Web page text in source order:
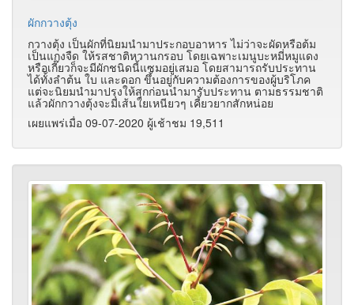
ผักกวางตุ้ง
กวางตุ้ง เป็นผักที่นิยมนำมาประกอบอาหาร ไม่ว่าจะผัดหรือต้ม
เป็นแกงจืด ให้รสชาติหวานกรอบ โดยเฉพาะเมนูบะหมี่หมูแดง
หรือเกี๊ยวก็จะมีผักชนิดนี้แซมอยู่เสมอ โดยสามารถรับประทาน
ได้ทั้งลำต้น ใบ และดอก ขึ้นอยู่กับความต้องการของผู้บริโภค
แต่จะนิยมนำมาปรุงให้สุกก่อนนำมารับประทาน ตามธรรมชาติ
แล้วผักกวางตุ้งจะมีเส้นใยเหนียวๆ เคี้ยวยากสักหน่อย
เผยแพร่เมื่อ 09-07-2020 ผู้เช้าชม 19,511